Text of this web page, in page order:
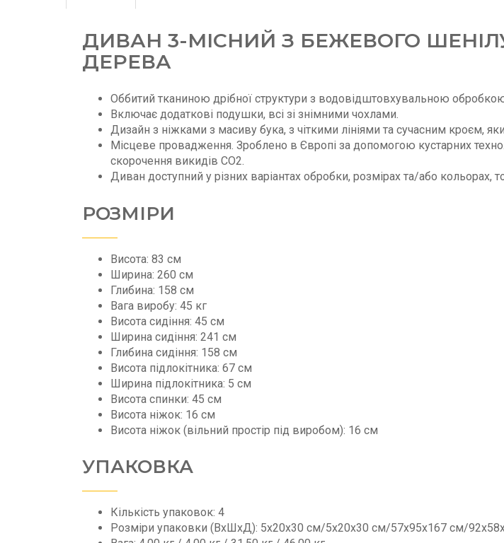
ДИВАН 3-МІСНИЙ З БЕЖЕВОГО
ДЕРЕВА
Оббитий тканиною дрібної структури з водовідштовхувальною
Включає додаткові подушки, всі зі знімними чохлами.
Дизайн з ніжками з масиву бука, з чіткими лініями та сучасним кроєм,
Місцеве провадження. Зроблено в Європі за допомогою кустарних
скорочення викидів CO2.
Диван доступний у різних варіантах обробки, розмірах та/або
РОЗМІРИ
Висота: 83 см
Ширина: 260 см
Глибина: 158 см
Вага виробу: 45 кг
Висота сидіння: 45 см
Ширина сидіння: 241 см
Глибина сидіння: 158 см
Висота підлокітника: 67 см
Ширина підлокітника: 5 см
Висота спинки: 45 см
Висота ніжок: 16 см
Висота ніжок (вільний простір під виробом): 16 см
УПАКОВКА
Кількість упаковок: 4
Розміри упаковки (ВхШхД): 5х20х30 см/5х20х30 см/57х95х167 см/